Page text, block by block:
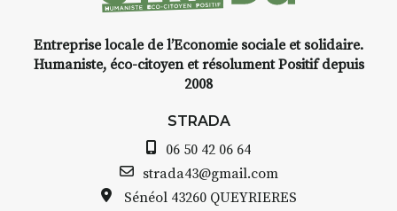
Entreprise locale de l’Economie sociale et solidaire.
Humaniste, éco-citoyen et résolument Positif depuis
2008
STRADA
06 50 42 06 64
strada43@gmail.com
Sénéol 43260 QUEYRIERES